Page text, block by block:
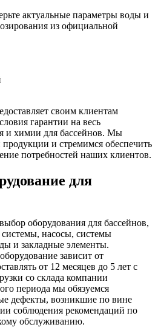
актуальные параметры воды и
из официальной
своим клиентам
гарантии на весь
и химии для бассейнов. Мы
и стремимся обеспечить
потребностей наших клиентов.
для
оборудования для бассейнов,
насосы, системы
и закладные элементы.
зависит от
от 12 месяцев до 5 лет с
со склада компании
периода мы обязуемся
дефекты, возникшие по вине
соблюдения рекомендаций по
обслуживанию.